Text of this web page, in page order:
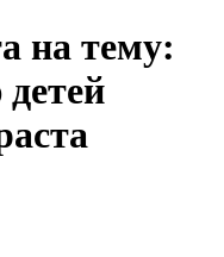
на тему: